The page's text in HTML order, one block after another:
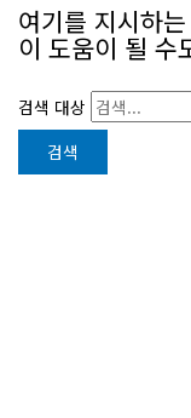
여기를 지시하
이 도움이 될 수
검색 대상